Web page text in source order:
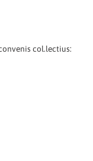
col.lectius: